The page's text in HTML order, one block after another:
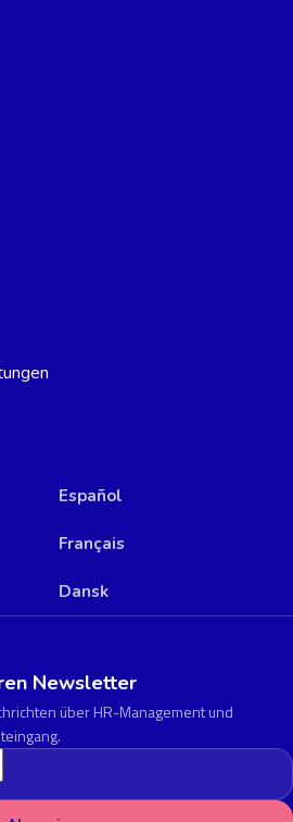
Español
Français
Dansk
Newsletter
über HR-Management und